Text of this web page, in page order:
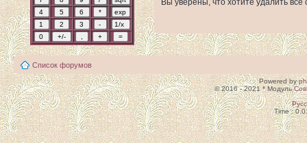
Вы уверены, что хотите удалить
Список форумов
Powered by
© 2016 - 2021 * Модуль
Time :